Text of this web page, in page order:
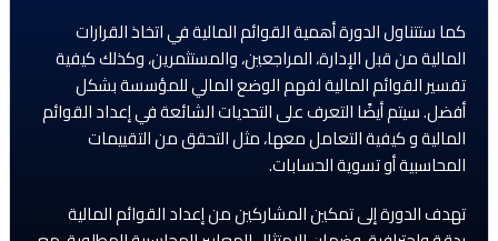
كما ستتناول الدورة أهمية القوائم المالية في اتخاذ القرارات
المالية من قبل الإدارة، المراجعين، والمستثمرين، وكذلك كيفية
تفسير القوائم المالية لفهم الوضع المالي للمؤسسة بشكل
أفضل. سيتم أيضًا التعرف على التحديات الشائعة في إعداد القوائم
المالية و كيفية التعامل معها، مثل التحقق من التقييمات
المحاسبية أو تسوية الحسابات.
تهدف الدورة إلى تمكين المشاركين من إعداد القوائم المالية